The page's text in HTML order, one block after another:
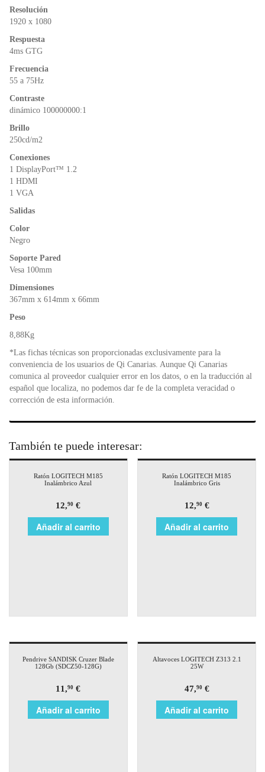
Resolución
1920 x 1080
Respuesta
4ms GTG
Frecuencia
55 a 75Hz
Contraste
dinámico 100000000:1
Brillo
250cd/m2
Conexiones
1 DisplayPort™ 1.2
1 HDMI
1 VGA
Salidas
Color
Negro
Soporte Pared
Vesa 100mm
Dimensiones
367mm x 614mm x 66mm
Peso
8,88Kg
*Las fichas técnicas son proporcionadas exclusivamente para la
conveniencia de los usuarios de Qi Canarias. Aunque Qi Canarias
comunica al proveedor cualquier error en los datos, o en la traducción al
español que localiza, no podemos dar fe de la completa veracidad o
corrección de esta información.
También te puede interesar:
Ratón LOGITECH M185
Inalámbrico Azul
12,90 €
Añadir al carrito
Ratón LOGITECH M185
Inalámbrico Gris
12,90€
Añadir al carrito
Pendrive SANDISK Cruzer Blade
128Gb (SDCZ50-128G)
11,90 €
Añadir al carrito
Altavoces LOGITECH Z313 2.1
25W
47,90€
Añadir al carrito